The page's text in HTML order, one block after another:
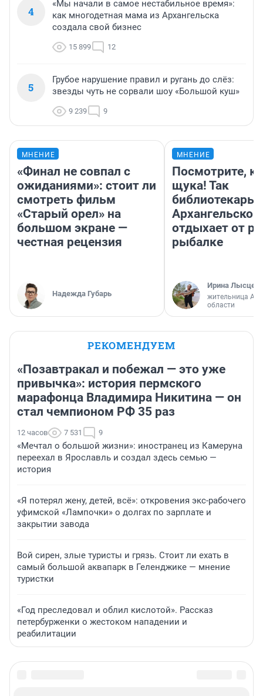
4
«Мы начали в самое нестабильное время»:
как многодетная мама из Архангельска
создала свой бизнес
15 899 12
5
Грубое нарушение правил и ругань до слёз:
звезды чуть не сорвали шоу «Большой куш»
9 239 9
МНЕНИЕ
«Финал не совпал с
ожиданиями»: стоит ли
смотреть фильм
«Старый орел» на
большом экране —
честная рецензия
Надежда Губарь
МНЕНИЕ
Посмотрите,
щука! Так
библиотекарь
отдыхает от
рыбалке
Ирина Лысцева
жительница
области
РЕКОМЕНДУЕМ
«Позавтракал и побежал — это уже
привычка»: история пермского
марафонца Владимира Никитина — он
стал чемпионом РФ 35 раз
12 часов 7 531 9
«Мечтал о большой жизни»: иностранец из Камеруна
переехал в Ярославль и создал здесь семью —
история
«Я потерял жену, детей, всё»: откровения экс-рабочего
уфимской «Лампочки» о долгах по зарплате и
закрытии завода
Вой сирен, злые туристы и грязь. Стоит ли ехать в
самый большой аквапарк в Геленджике — мнение
туристки
«Год преследовал и облил кислотой». Рассказ
петербурженки о жестоком нападении и
реабилитации